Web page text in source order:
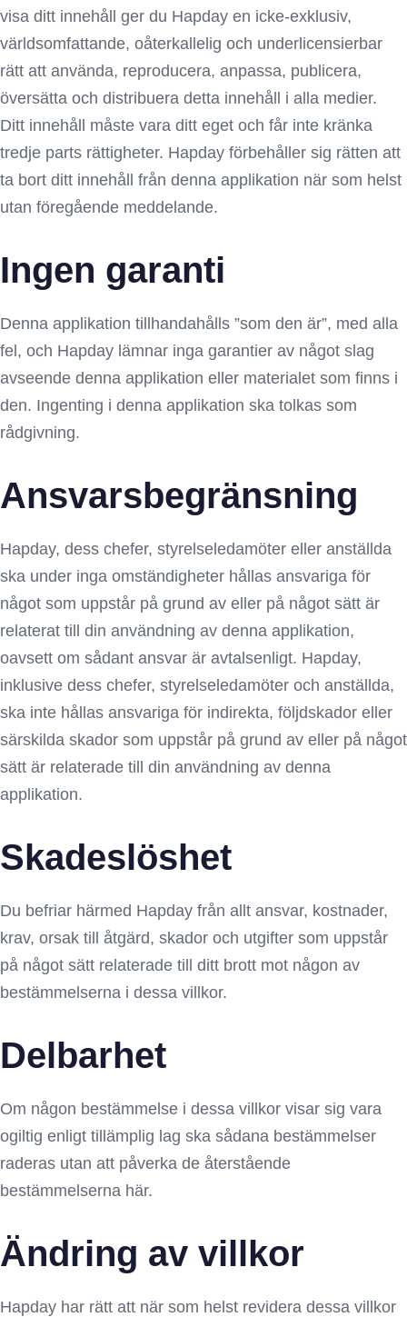
visa ditt innehåll ger du Hapday en icke-exklusiv,
världsomfattande, oåterkallelig och underlicensierbar
rätt att använda, reproducera, anpassa, publicera,
översätta och distribuera detta innehåll i alla medier.
Ditt innehåll måste vara ditt eget och får inte kränka
tredje parts rättigheter. Hapday förbehåller sig rätten att
ta bort ditt innehåll från denna applikation när som helst
utan föregående meddelande.
Ingen garanti
Denna applikation tillhandahålls ”som den är”, med alla
fel, och Hapday lämnar inga garantier av något slag
avseende denna applikation eller materialet som finns i
den. Ingenting i denna applikation ska tolkas som
rådgivning.
Ansvarsbegränsning
Hapday, dess chefer, styrelseledamöter eller anställda
ska under inga omständigheter hållas ansvariga för
något som uppstår på grund av eller på något sätt är
relaterat till din användning av denna applikation,
oavsett om sådant ansvar är avtalsenligt. Hapday,
inklusive dess chefer, styrelseledamöter och anställda,
ska inte hållas ansvariga för indirekta, följdskador eller
särskilda skador som uppstår på grund av eller på något
sätt är relaterade till din användning av denna
applikation.
Skadeslöshet
Du befriar härmed Hapday från allt ansvar, kostnader,
krav, orsak till åtgärd, skador och utgifter som uppstår
på något sätt relaterade till ditt brott mot någon av
bestämmelserna i dessa villkor.
Delbarhet
Om någon bestämmelse i dessa villkor visar sig vara
ogiltig enligt tillämplig lag ska sådana bestämmelser
raderas utan att påverka de återstående
bestämmelserna här.
Ändring av villkor
Hapday har rätt att när som helst revidera dessa villkor